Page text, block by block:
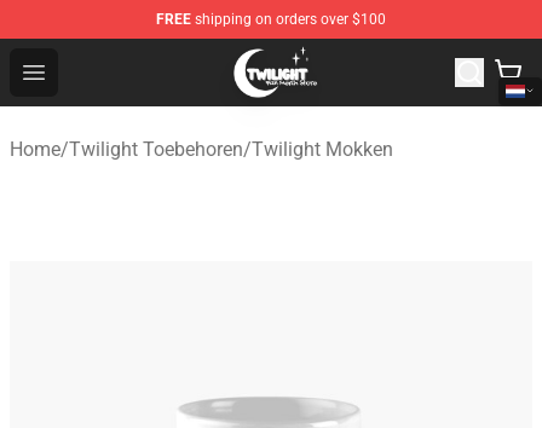
FREE shipping on orders over $100
Open menu
Twilight Store - Official Twilight Merchandise Shop
Home/Twilight Toebehoren/Twilight Mokken